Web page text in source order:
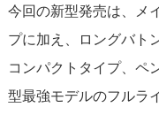
今回の新型発売は、メ
プに加え、ロングバト
コンパクトタイプ、ペ
型最強モデルのフルラ